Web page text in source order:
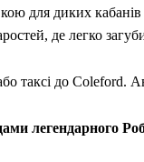
для диких кабанів
де легко
таксі до Coleford.
легендарного